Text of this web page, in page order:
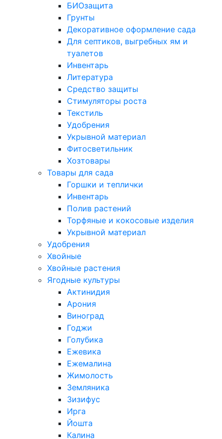
БИОзащита
Грунты
Декоративное оформление сада
Для септиков, выгребных ям и
туалетов
Инвентарь
Литература
Средство защиты
Стимуляторы роста
Текстиль
Удобрения
Укрывной материал
Фитосветильник
Хозтовары
Товары для сада
Горшки и теплички
Инвентарь
Полив растений
Торфяные и кокосовые изделия
Укрывной материал
Удобрения
Хвойные
Хвойные растения
Ягодные культуры
Актинидия
Арония
Виноград
Годжи
Голубика
Ежевика
Ежемалина
Жимолость
Земляника
Зизифус
Ирга
Йошта
Калина